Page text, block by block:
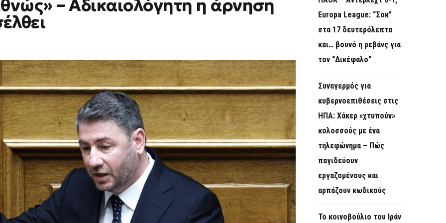
– Αδικαιολόγητη η άρνηση
Europa League: “Σοκ”
στα 17 δευτερόλεπτα
και… βουνό η ρεβάνς για
τον “Δικέφαλο”
Συναγερμός για
κυβερνοεπιθέσεις στις
ΗΠΑ: Χάκερ «χτυπούν»
κολοσσούς με ένα
τηλεφώνημα – Πώς
παγιδεύουν
εργαζομένους και
αρπάζουν κωδικούς
Το κοινοβούλιο του Ιράν